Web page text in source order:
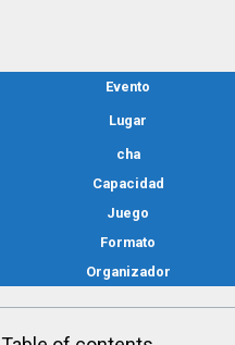
Evento
Lugar
cha
Capacidad
Juego
Formato
Organizador